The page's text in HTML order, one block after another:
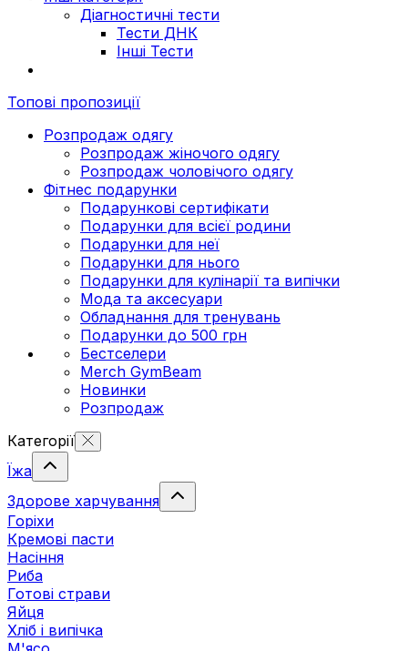
Діагностичні тести
Тести ДНК
Інші Тести
Топові пропозиції
Розпродаж одягу
Розпродаж жіночого одягу
Розпродаж чоловічого одягу
Фітнес подарунки
Подарункові сертифікати
Подарунки для всієї родини
Подарунки для неї
Подарунки для нього
Подарунки для кулінарії та випічки
Мода та аксесуари
Обладнання для тренувань
Подарунки до 500 грн
Бестселери
Merch GymBeam
Новинки
Розпродаж
Категорії
Їжа
Здорове харчування
Горіхи
Кремові пасти
Насіння
Риба
Готові страви
Яйця
Хліб і випічка